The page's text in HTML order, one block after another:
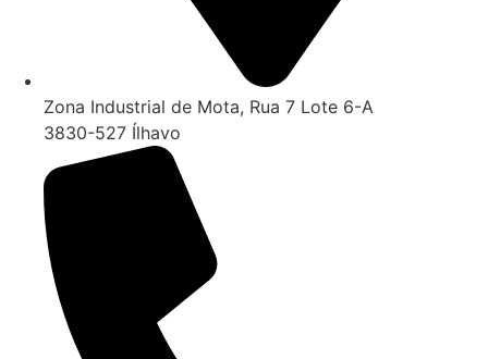
Zona Industrial de Mota, Rua 7 Lote 6-A
3830-527 Ílhavo